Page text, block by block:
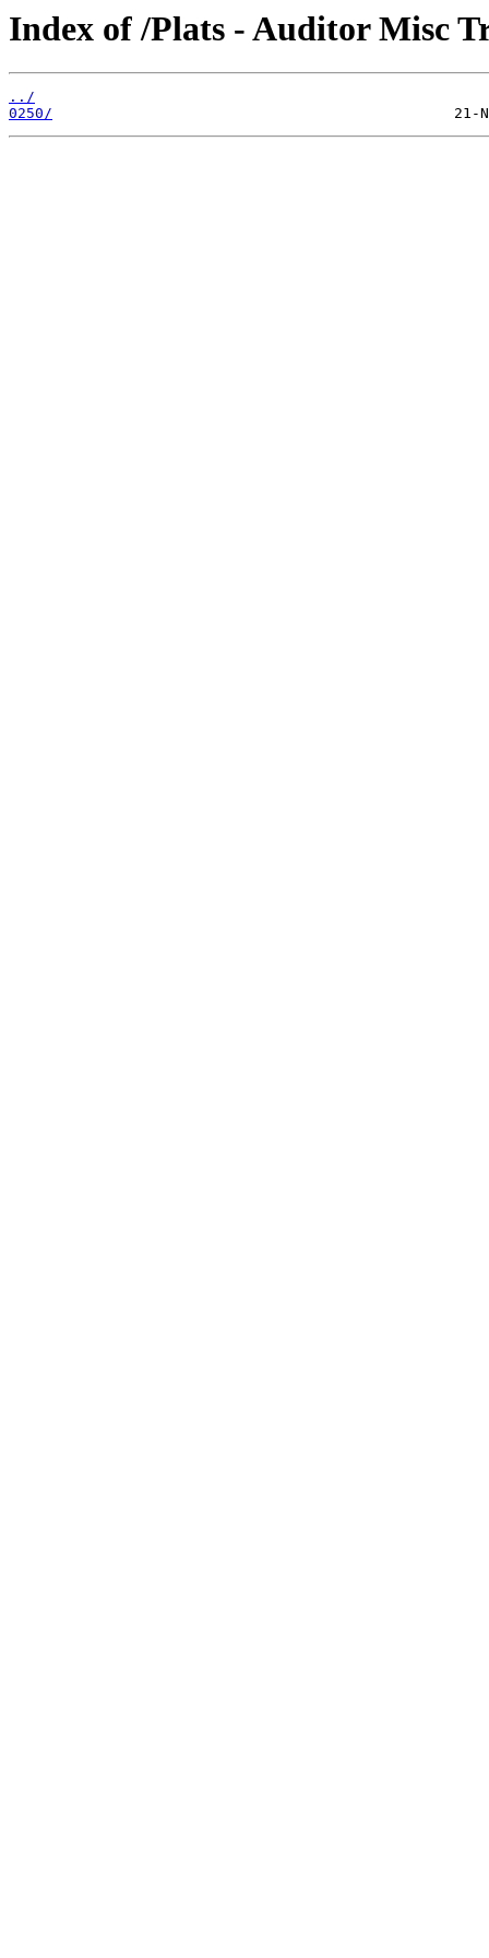
Index of /Plats - Auditor Misc
../
0250/